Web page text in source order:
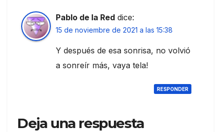
Pablo de la Red dice:
15 de noviembre de 2021 a las 15:38
Y después de esa sonrisa, no volvió
a sonreír más, vaya tela!
RESPONDER
Deja una respuesta